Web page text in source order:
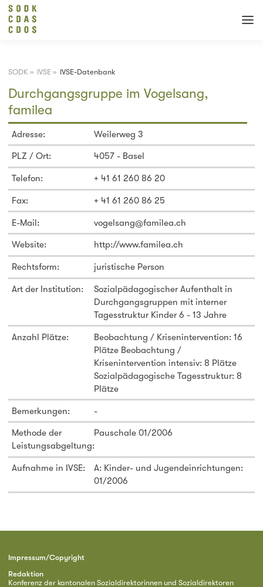
SODK » IVSE » IVSE-Datenbank
Durchgangsgruppe im Vogelsang,
familea
Adresse: Weilerweg 3
PLZ / Ort: 4057 - Basel
Telefon: + 41 61 260 86 20
Fax: + 41 61 260 86 25
E-Mail: vogelsang@familea.ch
Website: http://www.familea.ch
Rechtsform: juristische Person
Art der Institution:
Sozialpädagogischer Aufenthalt in
Durchgangsgruppen mit interner
Tagesstruktur Kinder 6 - 13 Jahre
Anzahl Plätze:
Beobachtung / Krisenintervention: 16
Plätze Beobachtung /
Krisenintervention intensiv: 8 Plätze
Sozialpädagogische Tagesstruktur: 8
Plätze
Bemerkungen: -
Methode der
Leistungsabgeltung:
Pauschale 01/2006
Aufnahme in IVSE:
A: Kinder- und Jugendeinrichtungen:
01/2006
Impressum/Copyright
Redaktion
Konferenz der kantonalen Sozialdirektorinnen und Sozialdirektoren